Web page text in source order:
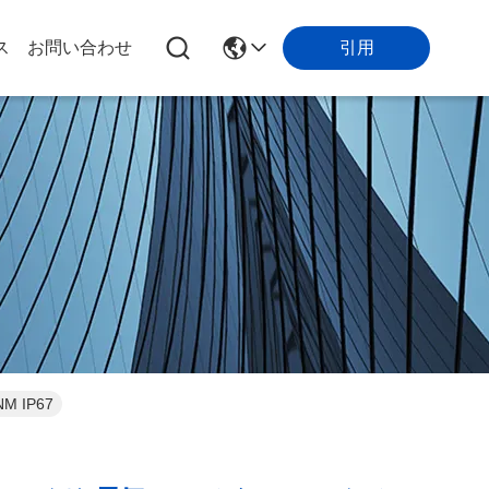
お問い合わせ 引用
IP67